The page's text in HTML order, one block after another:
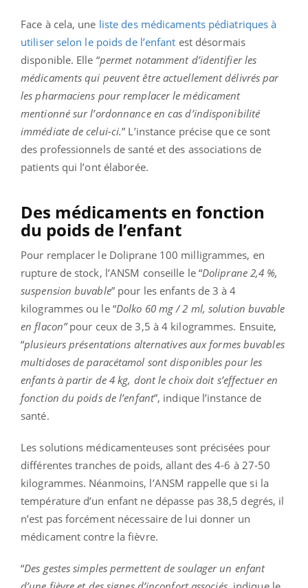
Face à cela, une liste des médicaments pédiatriques à
utiliser selon le poids de l’enfant est désormais
disponible. Elle “permet notamment d’identifier les
médicaments qui peuvent être actuellement délivrés par
les pharmaciens pour remplacer le médicament
mentionné sur l’ordonnance en cas d’indisponibilité
immédiate de celui-ci.” L’instance précise que ce sont
des professionnels de santé et des associations de
patients qui l’ont élaborée.
Des médicaments en fonction
du poids de l’enfant
Pour remplacer le Doliprane 100 milligrammes, en
rupture de stock, l’ANSM conseille le “Doliprane 2,4 %,
suspension buvable” pour les enfants de 3 à 4
kilogrammes ou le “Dolko 60 mg / 2 ml, solution buvable
en flacon”pour ceux de 3,5 à 4 kilogrammes. Ensuite,
“plusieurs présentations alternatives aux formes buvables
multidoses de paracétamol sont disponibles pour les
enfants à partir de 4 kg, dont le choix doit s’effectuer en
fonction du poids de l’enfant”, indique l’instance de
santé.
Les solutions médicamenteuses sont précisées pour
différentes tranches de poids, allant des 4-6 à 27-50
kilogrammes. Néanmoins, l’ANSM rappelle que si la
température d’un enfant ne dépasse pas 38,5 degrés, il
n’est pas forcément nécessaire de lui donner un
médicament contre la fièvre.
“Des gestes simples permettent de soulager un enfant